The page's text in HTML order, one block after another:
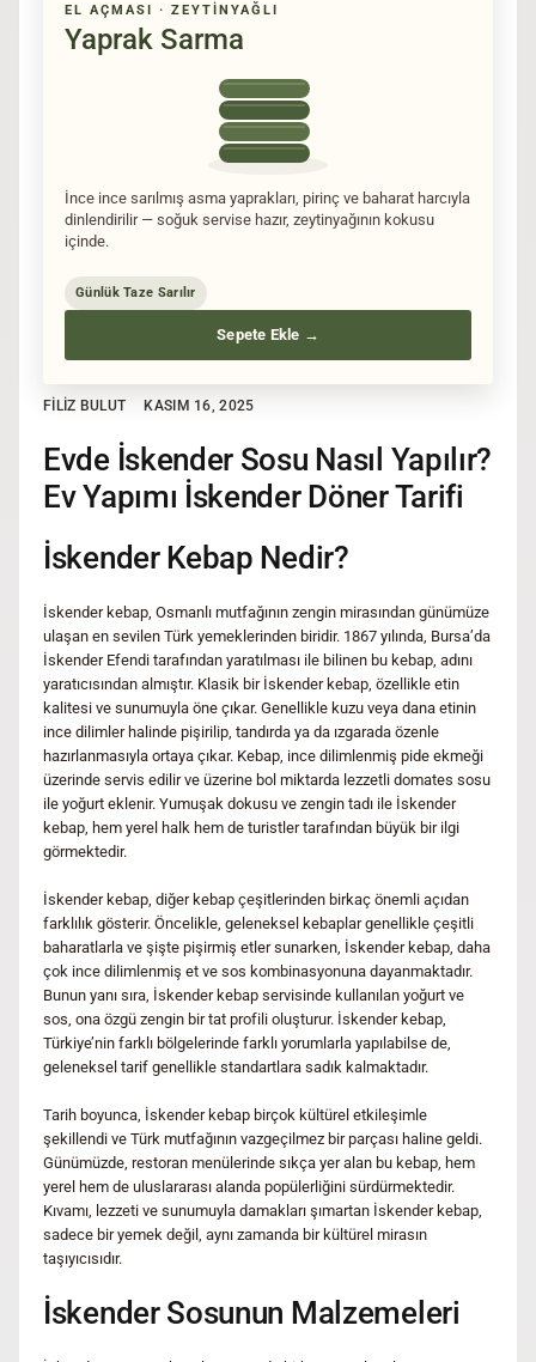
EL AÇMASI · ZEYTINYAĞLI
Yaprak Sarma
İnce ince sarılmış asma yaprakları, pirinç ve baharat harcıyla
dinlendirilir — soğuk servise hazır, zeytinyağının kokusu
içinde.
Günlük Taze Sarılır
Sepete Ekle →
FILIZ BULUT KASIM 16, 2025
Evde İskender Sosu Nasıl Yapılır?
Ev Yapımı İskender Döner Tarifi
İskender Kebap Nedir?
İskender kebap, Osmanlı mutfağının zengin mirasından günümüze
ulaşan en sevilen Türk yemeklerinden biridir. 1867 yılında, Bursa’da
İskender Efendi tarafından yaratılması ile bilinen bu kebap, adını
yaratıcısından almıştır. Klasik bir İskender kebap, özellikle etin
kalitesi ve sunumuyla öne çıkar. Genellikle kuzu veya dana etinin
ince dilimler halinde pişirilip, tandırda ya da ızgarada özenle
hazırlanmasıyla ortaya çıkar. Kebap, ince dilimlenmiş pide ekmeği
üzerinde servis edilir ve üzerine bol miktarda lezzetli domates sosu
ile yoğurt eklenir. Yumuşak dokusu ve zengin tadı ile İskender
kebap, hem yerel halk hem de turistler tarafından büyük bir ilgi
görmektedir.
İskender kebap, diğer kebap çeşitlerinden birkaç önemli açıdan
farklılık gösterir. Öncelikle, geleneksel kebaplar genellikle çeşitli
baharatlarla ve şişte pişirmiş etler sunarken, İskender kebap, daha
çok ince dilimlenmiş et ve sos kombinasyonuna dayanmaktadır.
Bunun yanı sıra, İskender kebap servisinde kullanılan yoğurt ve
sos, ona özgü zengin bir tat profili oluşturur. İskender kebap,
Türkiye’nin farklı bölgelerinde farklı yorumlarla yapılabilse de,
geleneksel tarif genellikle standartlara sadık kalmaktadır.
Tarih boyunca, İskender kebap birçok kültürel etkileşimle
şekillendi ve Türk mutfağının vazgeçilmez bir parçası haline geldi.
Günümüzde, restoran menülerinde sıkça yer alan bu kebap, hem
yerel hem de uluslararası alanda popülerliğini sürdürmektedir.
Kıvamı, lezzeti ve sunumuyla damakları şımartan İskender kebap,
sadece bir yemek değil, aynı zamanda bir kültürel mirasın
taşıyıcısıdır.
İskender Sosunun Malzemeleri